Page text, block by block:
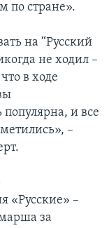
по стране».
на “Русский
не ходил –
в ходе
и все
–
«Русские» –
за